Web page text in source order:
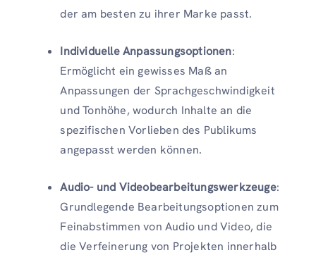
der am besten zu ihrer Marke passt.
Individuelle Anpassungsoptionen:
Ermöglicht ein gewisses Maß an
Anpassungen der Sprachgeschwindigkeit
und Tonhöhe, wodurch Inhalte an die
spezifischen Vorlieben des Publikums
angepasst werden können.
Audio- und Videobearbeitungswerkzeuge:
Grundlegende Bearbeitungsoptionen zum
Feinabstimmen von Audio und Video, die
die Verfeinerung von Projekten innerhalb